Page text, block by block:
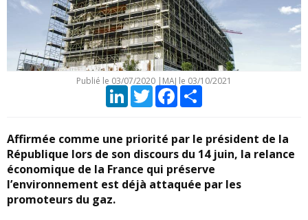
Publié le 03/07/2020 | MAJ le 03/10/2021
LinkedInTwitterFacebook
Affirmée comme une priorité par le président de la
République lors de son discours du 14 juin, la relance
économique de la France qui préserve
l’environnement est déjà attaquée par les
promoteurs du gaz.